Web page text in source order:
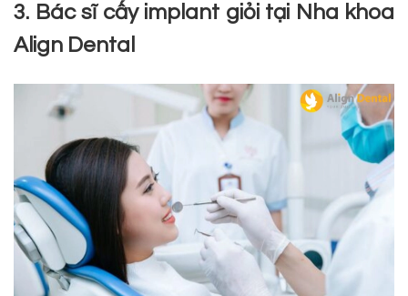
3. Bác sĩ cấy implant giỏi tại Nha khoa
Align Dental